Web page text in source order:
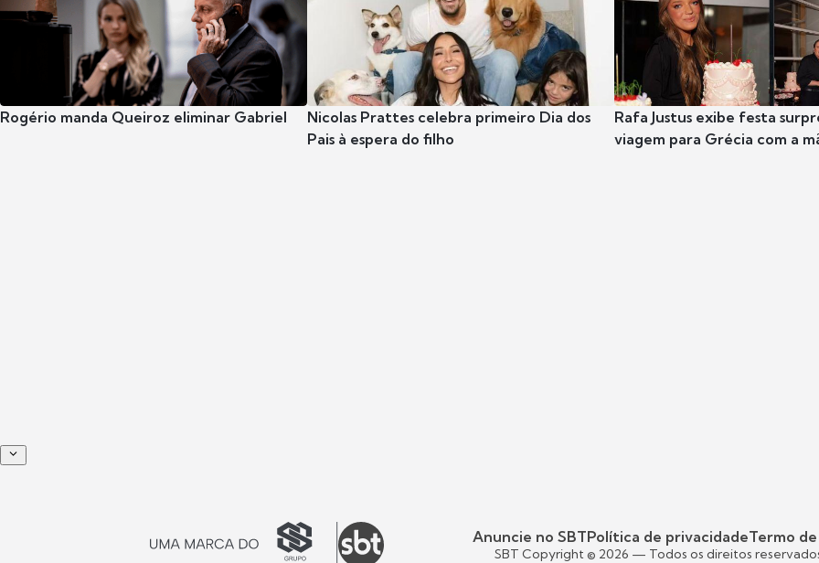
Rogério manda Queiroz eliminar Gabriel
Nicolas Prattes celebra primeiro Dia dos
Pais à espera do filho
Rafa Justus exibe festa
viagem para Grécia com a
Anuncie no SBTPolítica de privacidadeTermo de
SBT Copyright © 2026 — Todos os direitos